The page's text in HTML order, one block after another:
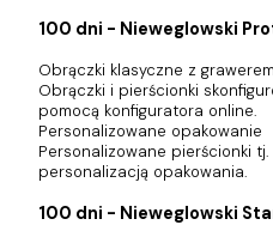
100 dni - Nieweglowski
Obrączki klasyczne z
Obrączki i pierścionki
pomocą konfiguratora online.
Personalizowane opakowanie
Personalizowane pierścionki
personalizacją opakowania.
100 dni - Nieweglowski